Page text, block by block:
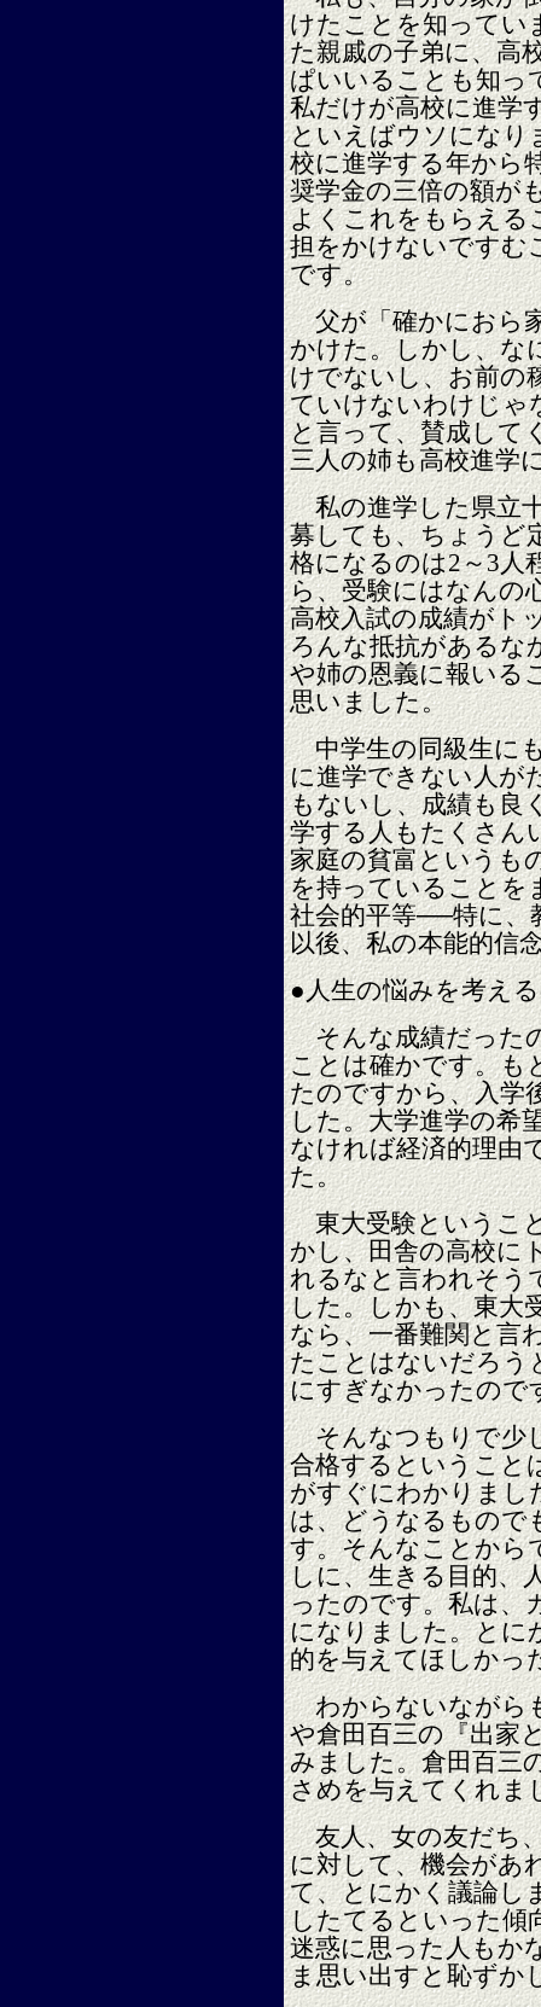
けたことを知ってい
た親戚の子弟に、高
ぱいいることも知っ
私だけが高校に進学
といえばウソになり
校に進学する年から
奨学金の三倍の額が
よくこれをもらえる
担をかけないですむ
です。
父が「確かにおら
かけた。しかし、な
けでないし、お前の
ていけないわけじゃ
と言って、賛成して
三人の姉も高校進学
私の進学した県立
募しても、ちょうど
格になるのは2～3人
ら、受験にはなんの
高校入試の成績がト
ろんな抵抗があるな
や姉の恩義に報いる
思いました。
中学生の同級生に
に進学できない人が
もないし、成績も良
学する人もたくさん
家庭の貧富というも
を持っていることを
社会的平等──特に、
以後、私の本能的信
●人生の悩みを考え
そんな成績だった
ことは確かです。も
たのですから、入学
した。大学進学の希
なければ経済的理由
た。
東大受験というこ
かし、田舎の高校に
れるなと言われそう
した。しかも、東大
なら、一番難関と言
たことはないだろう
にすぎなかったので
そんなつもりで少
合格するということ
がすぐにわかりまし
は、どうなるもので
す。そんなことから
しに、生きる目的、
ったのです。私は、
になりました。とに
的を与えてほしかっ
わからないながら
や倉田百三の『出家
みました。倉田百三
さめを与えてくれま
友人、女の友だち
に対して、機会があ
て、とにかく議論し
したてるといった傾
迷惑に思った人もか
ま思い出すと恥ずか